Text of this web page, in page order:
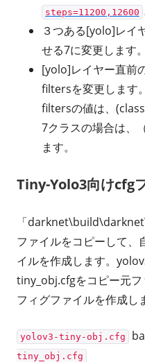
steps=11200,12600
３つある[yolo]レイ
せる7に変更します。
[yolo]レイヤー直前
filtersを変更します。
filtersの値は、
7クラスの場合は、
ます。
Tiny-Yolo3向けcfg
「
ファイルをコピーして、
イルを作成します。
tiny_obj.cfgをコピー元
フィグファイルを作成し
yolov3-tiny-obj.cfg
tiny_obj.cfg